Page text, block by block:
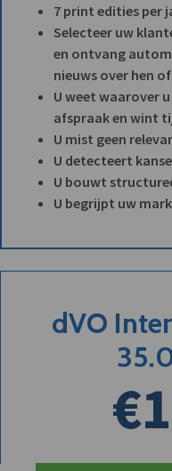
7 print edities per
Selecteer uw
en ontvang
nieuws over hen
U weet waarover
afspraak en wint
U mist geen
U detecteert
U bouwt
U begrijpt uw
dVO